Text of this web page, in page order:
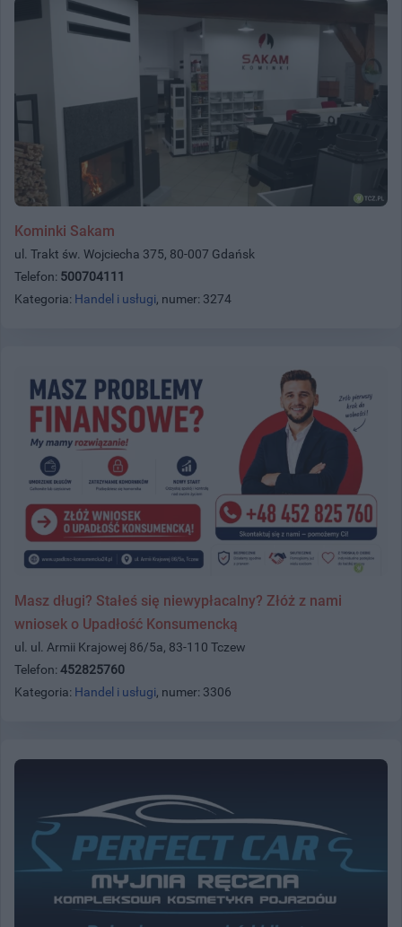
Kominki Sakam
ul. Trakt św. Wojciecha 375, 80-007 Gdańsk
Telefon: 500704111
Kategoria: Handel i usługi, numer: 3274
Masz długi? Stałeś się niewypłacalny? Złóż z nami
wniosek o Upadłość Konsumencką
ul. ul. Armii Krajowej 86/5a, 83-110 Tczew
Telefon: 452825760
Kategoria: Handel i usługi, numer: 3306